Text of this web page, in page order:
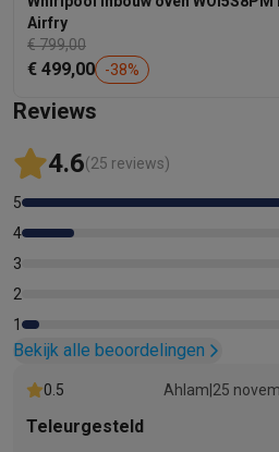
Gebak-functie
SoftClose ovendeur
Favoriete recepten
Airfry
€ 799,00
€ 499,00 -38%
Reviews
4.6(25 reviews)
5
4
3
2
1
Bekijk alle beoordelingen
0.5 Ahlam 25
Teleurgesteld